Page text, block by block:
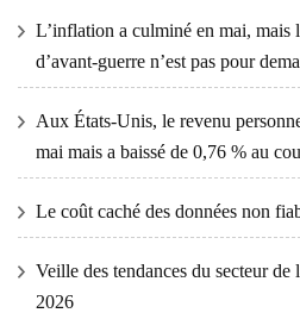
L’inflation a culminé en mai, mais
d’avant-guerre n’est pas pour
Aux États-Unis, le revenu
mai mais a baissé de 0,76 % au
Le coût caché des données non
Veille des tendances du secteur
2026